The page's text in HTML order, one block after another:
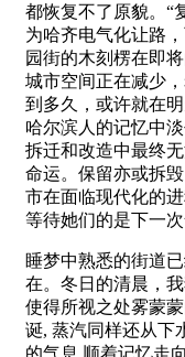
都恢复不了原貌。“
为哈齐电气化让路
园街的木刻楞在即
城市空间正在减少
到多久，或许就在
哈尔滨人的记忆中
拆迁和改造中最终
命运。保留亦或拆
市在面临现代化的
等待她们的是下一次
睡梦中熟悉的街道
在。冬日的清晨，
使得所视之处雾蒙
诞, 蒸汽同样还从下
的气息,顺着记忆走